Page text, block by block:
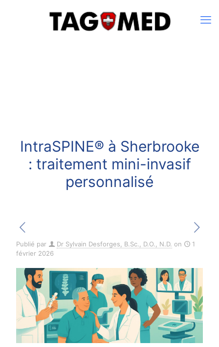
IntraSPINE® à Sherbrooke
: traitement mini-invasif
personnalisé
Publié par Dr Sylvain Desforges, B.Sc., D.O., N.D. on
1
février 2026